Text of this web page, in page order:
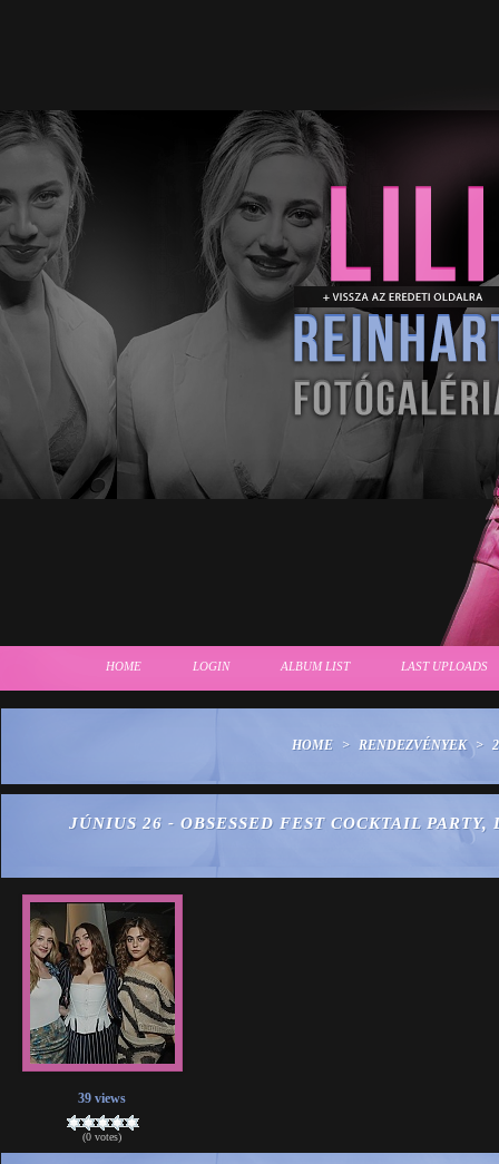
HOME LOGIN ALBUM LIST LAST UPLOADS
HOME > RENDEZVÉNYEK >
JÚNIUS 26 - OBSESSED FEST COCKTAIL PARTY,
39 views
(0 votes)